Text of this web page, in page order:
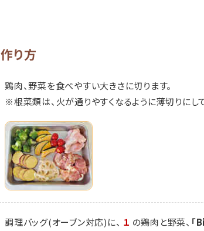
作り方
鶏肉、野菜を食べやすい大きさに切ります。
※根菜類は、火が通りやすくなるように薄切りにして
調理バッグ(オーブン対応)に、 １ の鶏肉と野菜、 「